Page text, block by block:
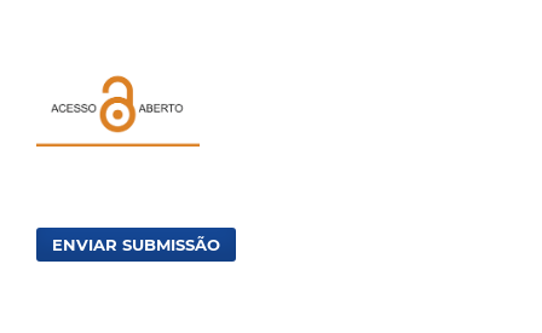
ENVIAR SUBMISSÃO